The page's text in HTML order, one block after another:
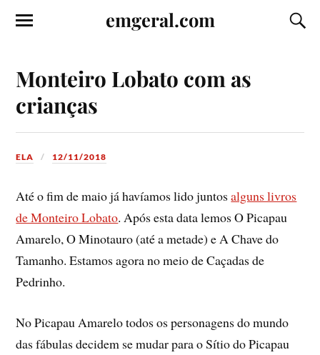
emgeral.com
Monteiro Lobato com as
crianças
ELA 12/11/2018
Até o fim de maio já haví­amos lido juntosalguns livros
de Monteiro Lobato. Após esta data lemos O Picapau
Amarelo, O Minotauro (até a metade) e A Chave do
Tamanho. Estamos agora no meio de Caçadas de
Pedrinho.
No Picapau Amarelo todos os personagens do mundo
das fábulas decidem se mudar para o Sí­tio do Picapau